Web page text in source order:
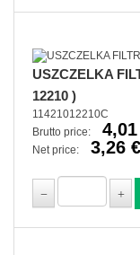
USZCZELKA
12210 )
11421012210C
Brutto price:
Net price: 3,26 €